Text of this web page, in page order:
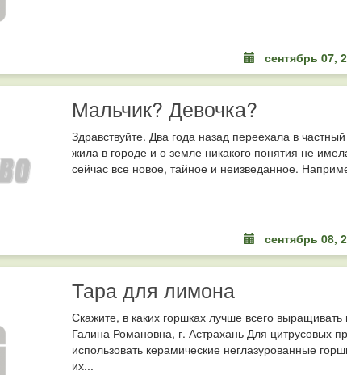
сентябрь 07,
Мальчик? Девочка?
Здравствуйте. Два года назад переехала в
жила в городе и о земле никакого понятия не
сейчас все новое, тайное и неизведанное.
сентябрь 08,
Тара для лимона
Скажите, в каких горшках лучше всего
Галина Романовна, г. Астрахань Для цитрусовых
использовать керамические неглазурованные
их...